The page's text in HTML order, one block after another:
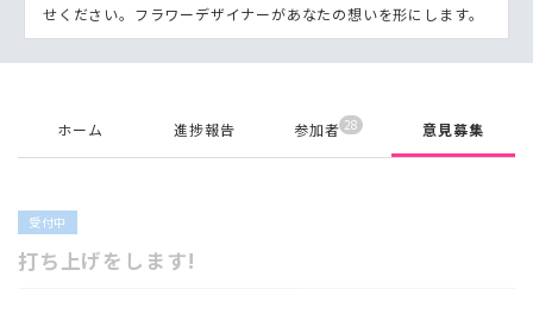
せください。フラワーデザイナーがあなたの想いを形にします。
ホーム 進捗報告 参加者 28 意見募集
受付中
打ち上げをします!